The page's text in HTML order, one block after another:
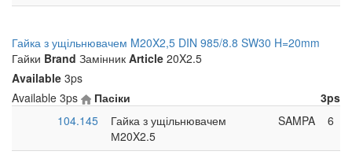
Гайка з ущільнювачем M20X2,5 DIN 985/8.8 SW30 H=20mm
Гайки Brand Замінник Article 20X2.5
Available 3ps
Available 3ps Пасіки
3ps
104.145
Гайка з ущільнювачем
М20X2.5
SAMPA 6